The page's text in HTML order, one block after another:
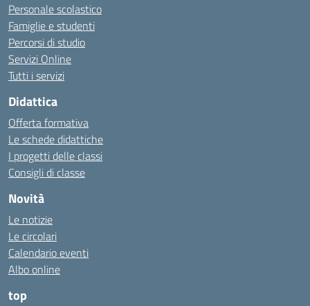
Personale scolastico
Famiglie e studenti
Percorsi di studio
Servizi Online
Tutti i servizi
Didattica
Offerta formativa
Le schede didattiche
I progetti delle classi
Consigli di classe
Novità
Le notizie
Le circolari
Calendario eventi
Albo online
top